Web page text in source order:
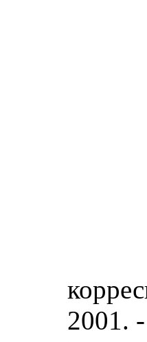
2001.